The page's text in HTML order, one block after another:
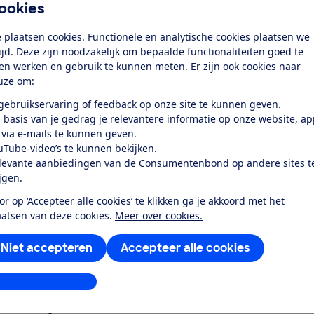
plaatsen cookies. Functionele en analytische cookies plaatsen we
Deze zijn noodzakelijk om bepaalde functionaliteiten goed te
werken en gebruik te kunnen meten. Er zijn ook cookies naar
om:
of feedback op onze site te kunnen geven.
basis van je gedrag je relevantere informatie op onze website,
e-mails te kunnen geven.
video’s te kunnen bekijken.
aanbiedingen van de Consumentenbond op andere sites
op ‘Accepteer alle cookies’ te klikken ga je akkoord met het
van deze cookies. Meer over cookies.
Accepteer alle cookies
Niet accepteren
aanpassen
en zoeker
toegang tot deze test?
Word lid
Al lid? Log in
dit product